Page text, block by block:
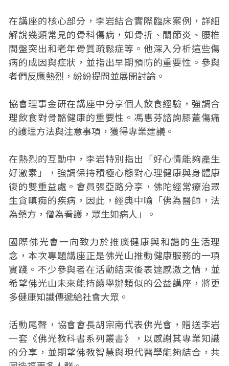
在講座的核心部分，李岩結合實際臨床案例，詳細
解說幾類常見的骨科傷病，如骨折、關節炎、腰椎
間盤突出和老年骨質疏鬆症等。他深入分析這些傷
病的成因與症狀，並指出早期預防的重要性。參與
者們反應熱烈，紛紛提問並展開討論。
協會理事金研在講座中分享個人飲食經驗，強調合
理飲食對骨骼健康的重要性。馮惠芬諮詢膝蓋傷痛
的護理方法與注意事項，獲得專業建議。
在熱烈的互動中，李岩特別指出「好心情能夠產生
好激素」，強調保持積極心態對心理健康與身體康
復的雙重益處。會員張亞路分享，佛陀經常療治眾
生貪瞋痴的疾病，因此，經典中喻「佛為醫師，法
為藥方，僧為看護，眾生如病人」。
國際佛光會一向致力於推廣健康與和諧的生活理
念，本次專題講座正是佛光山推動健康服務的一項
實踐。不少參與者在活動結束後表達感激之情，並
希望佛光山未來能持續舉辦類似的公益講座，將更
多健康知識傳遞給社會大眾。
活動尾聲，協會會長胡宗南代表佛光會，贈送李岩
一套《佛光教科書系列叢書》，以感謝其專業知識
的分享，並期望佛教智慧與現代醫學能夠結合，共